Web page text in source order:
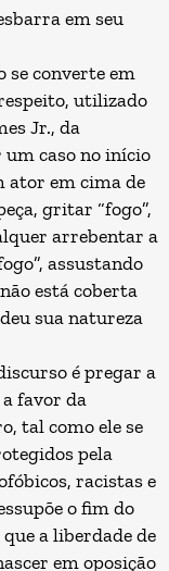
em seu
se converte em
utilizado
Jr., da
caso no início
ator em cima de
gritar “fogo”,
arrebentar a
assustando
está coberta
sua natureza
é pregar a
favor da
tal como ele se
pela
racistas e
o fim do
a liberdade de
em oposição